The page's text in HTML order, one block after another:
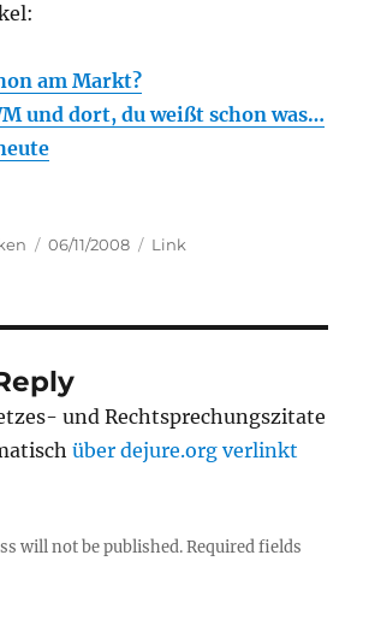
am Markt?
und dort, du weißt schon was…
Posted
06/11/2008 Categories
Link
und Rechtsprechungszitate
über dejure.org verlinkt
will not be published. Required fields